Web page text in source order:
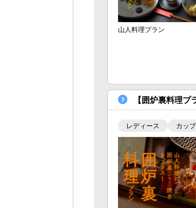
山人料理プラン
【囲炉裏料理
レディース カッ